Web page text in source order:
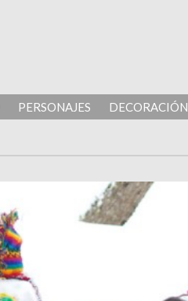
PERSONAJES DECORACIÓN